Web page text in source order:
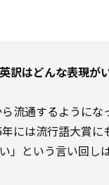
訳はどんな表現が
流通するようにな
には流行語大賞に
という言い回しは